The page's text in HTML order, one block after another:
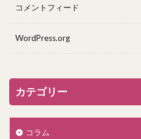
コメントフィード
WordPress.org
カテゴリー
コラム